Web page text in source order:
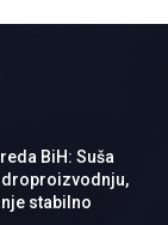
BiH: Suša
stabilno